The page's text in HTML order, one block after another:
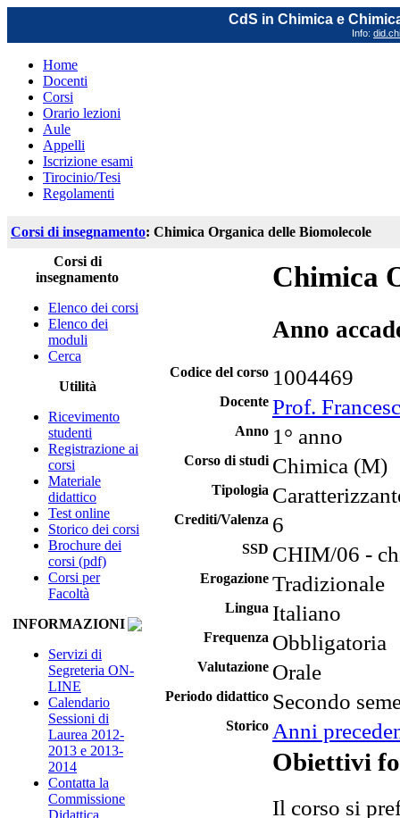
CdS in Chimica e
Info:
Home
Docenti
Corsi
Orario lezioni
Aule
Appelli
Iscrizione esami
Tirocinio/Tesi
Regolamenti
Corsi di insegnamento: Chimica Organica delle Biomolecole
Corsi di
insegnamento
Elenco dei corsi
Elenco dei
moduli
Cerca
Utilità
Ricevimento
studenti
Registrazione ai
corsi
Materiale
didattico
Test online
Storico dei corsi
Brochure dei
corsi (pdf)
Corsi per
Facoltà
INFORMAZIONI
Servizi di
Segreteria ON-
LINE
Calendario
Sessioni di
Laurea 2012-
2013 e 2013-
2014
Contatta la
Commissione
Didattica
Chimica
Anno
Codice del corso 1004469
Docente Prof.
Anno 1° anno
Corso di studi Chimica (M)
Tipologia
Crediti/Valenza 6
SSD CHIM/06 -
Erogazione Tradizionale
Lingua Italiano
Frequenza Obbligatoria
Valutazione Orale
Periodo didattico Secondo
Storico Anni
Obiettivi
Il corso si